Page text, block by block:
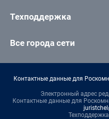
Техподдержка
Все города сети
Контактные данные для
Электронный адрес
Контактные данные для